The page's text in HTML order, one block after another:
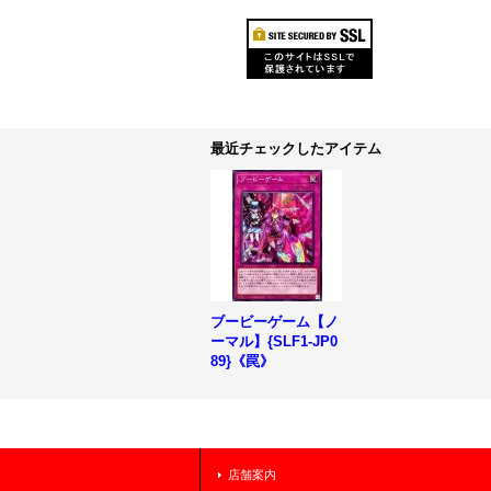
最近チェックしたアイテム
ブービーゲーム【ノ
ーマル】{SLF1-JP0
89}《罠》
店舗案内